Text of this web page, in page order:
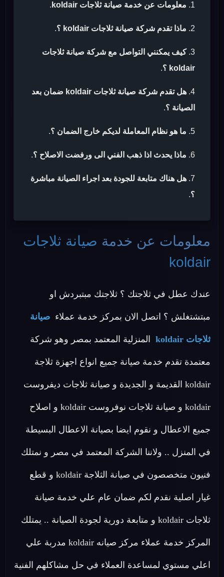
معلومات عن خدمة صيانة ثلاجات koldair .
ماذا تقدم شركة صيانة ثلاجات koldair ؟ .
كيف يمكنني التواصل مع شركة صيانة ثلاجات
koldair ؟
.
هل تقدم شركة صيانة ثلاجات koldair ضمان بعد
الصيانة ؟.
ما هو نظام المعاملة لديكم خارج الضمان ؟.
ماذا يحدث اذا ذهب الفني الى ورفضت الاصلاح ؟.
هل هناك متابعة للجودة بعد اجراء الصيانة مباشرة
؟.
معلومات عن خدمة صيانة ثلاجات
koldair
عندك عطل في ثلاجتك ؟ ثلاجتك مبتبردش او
مبتشتغلش ؟ اتصل الان بمركز خدمة عملاء صيانة
ثلاجات koldair المنزلية المعتمد بمصر وهو شركة
معتمدة تقدم خدمة صيانة جميع انواع اجهزة ثلاجة
koldair القديمة و الجديدة و صيانة ثلاجات ديفروست
koldair و صيانة ثلاجات نوفروست koldair و اصلاح
جميع الاعطال و نقوم ايضا بصيانة الاعطال البسيطة
في المنزل .. ولاننا الشركة المعتمد في مصر و نمتلك
فنيون متخصصون في صيانة الثلاجة koldair و قطع
غيار اصلية نقدم لكم ضمان عام علي خدمة صيانة
ثلاجات koldair و متابعة دورية لجودة الصيانة .. يمتلك
المركز خدمة عملاء مركز صيانه koldair مدربة علي
اعلي مستوي لمساعدة العملاء في حل مشاكلهم الفنية